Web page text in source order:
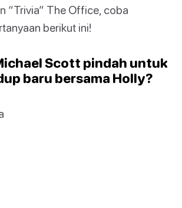
“Trivia” The Office, coba
berikut ini!
Scott pindah untuk
baru bersama Holly?